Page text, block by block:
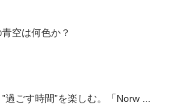
空は何色か？
過ごす時間”を楽しむ。「Norw ...